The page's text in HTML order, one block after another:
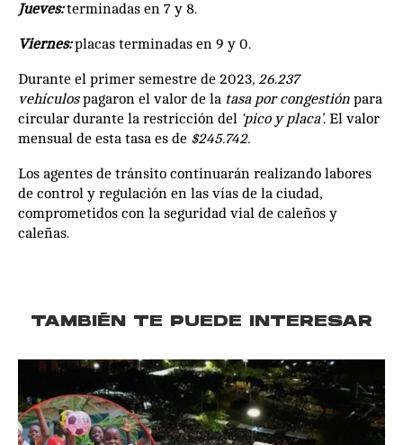
Jueves:terminadas en 7 y 8.
Viernes:placas terminadas en 9 y 0.
Durante el primer semestre de 2023, 26.237
vehículospagaron el valor de la tasa por congestión para
circular durante la restricción del ‘pico y placa’. El valor
mensual de esta tasa es de $245.742.
Los agentes de tránsito continuarán realizando labores
de control y regulación en las vías de la ciudad,
comprometidos con la seguridad vial de caleños y
caleñas.
TAMBIÉN TE PUEDE INTERESAR